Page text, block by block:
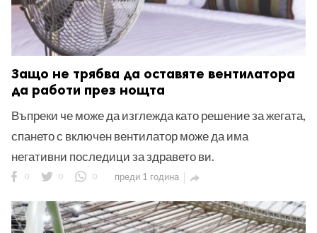
Защо не трябва да оставяте вентилатора
да работи през нощта
Въпреки че може да изглежда като решение за жегата,
спането с включен вентилатор може да има
негативни последици за здравето ви.
0 0 0 преди 1 година 